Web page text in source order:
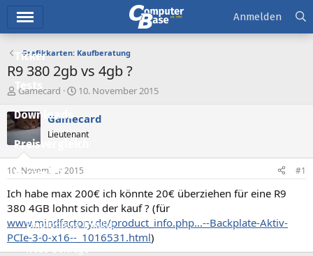
Ticker
Tests
Downloads
Preisvergleich
Forum
Aktuelles
Empfohlene Inhalte
Neue Beiträge
Anmelden
Grafikkarten: Kaufberatung
R9 380 2gb vs 4gb ?
E
s
t
e
e
r
Gamecard
E
s
e
t
a
10. November 2015
Gamecard
Lieutenant
10. November 2015 #1
Ich habe max 200€ ich könnte 20€ überziehen für eine R9
380 4GB lohnt sich der kauf ? (für
www.mindfactory.de/product_info.php...--Backplate-Aktiv-
PCIe-3-0-x16--_1016531.html)